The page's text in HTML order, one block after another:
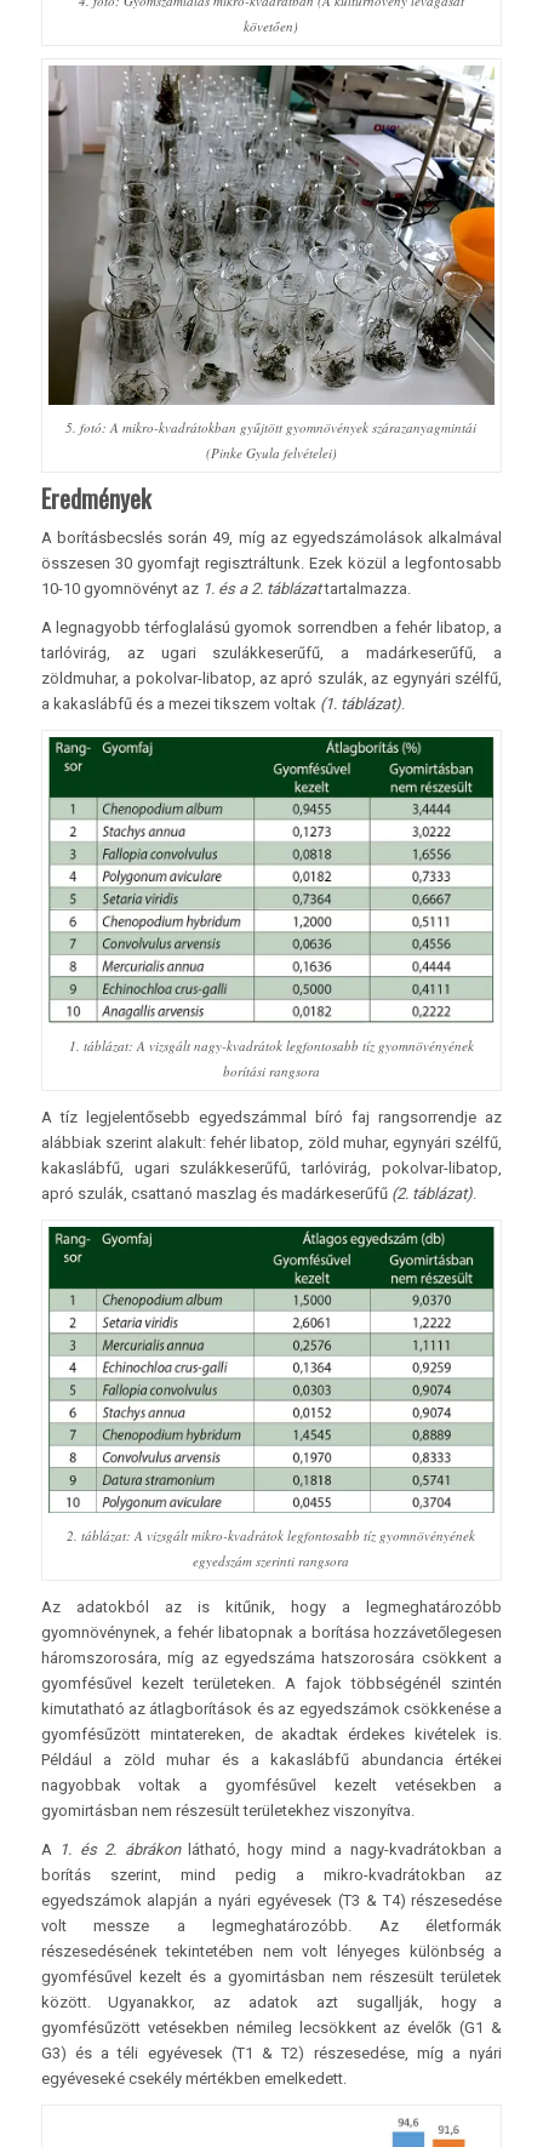
követően)
5. fotó: A mikro-kvadrátokban gyűjtött gyomnövények szárazanyagmintái
(Pinke Gyula felvételei)
Eredmények
A borításbecslés során 49, míg az egyedszámolások alkalmával
összesen 30 gyomfajt regisztráltunk. Ezek közül a legfontosabb
10-10 gyomnövényt az 1. és a 2. táblázattartalmazza.
A legnagyobb térfoglalású gyomok sorrendben a fehér libatop, a
tarlóvirág, az ugari szulákkeserűfű, a madárkeserűfű, a
zöldmuhar, a pokolvar-libatop, az apró szulák, az egynyári szélfű,
a kakaslábfű és a mezei tikszem voltak (1. táblázat).
1. táblázat: A vizsgált nagy-kvadrátok legfontosabb tíz gyomnövényének
borítási rangsora
A tíz legjelentősebb egyedszámmal bíró faj rangsorrendje az
alábbiak szerint alakult: fehér libatop, zöld muhar, egynyári szélfű,
kakaslábfű, ugari szulákkeserűfű, tarlóvirág, pokolvar-libatop,
apró szulák, csattanó maszlag és madárkeserűfű (2. táblázat).
2. táblázat: A vizsgált mikro-kvadrátok legfontosabb tíz gyomnövényének
egyedszám szerinti rangsora
Az adatokból az is kitűnik, hogy a legmeghatározóbb
gyomnövénynek, a fehér libatopnak a borítása hozzávetőlegesen
háromszorosára, míg az egyedszáma hatszorosára csökkent a
gyomfésűvel kezelt területeken. A fajok többségénél szintén
kimutatható az átlagborítások és az egyedszámok csökkenése a
gyomfésűzött mintatereken, de akadtak érdekes kivételek is.
Például a zöld muhar és a kakaslábfű abundancia értékei
nagyobbak voltak a gyomfésűvel kezelt vetésekben a
gyomirtásban nem részesült területekhez viszonyítva.
A 1. és 2. ábrákonlátható, hogy mind a nagy-kvadrátokban a
borítás szerint, mind pedig a mikro-kvadrátokban az
egyedszámok alapján a nyári egyévesek (T3 & T4) részesedése
volt messze a legmeghatározóbb. Az életformák
részesedésének tekintetében nem volt lényeges különbség a
gyomfésűvel kezelt és a gyomirtásban nem részesült területek
között. Ugyanakkor, az adatok azt sugallják, hogy a
gyomfésűzött vetésekben némileg lecsökkent az évelők (G1 &
G3) és a téli egyévesek (T1 & T2) részesedése, míg a nyári
egyéveseké csekély mértékben emelkedett.